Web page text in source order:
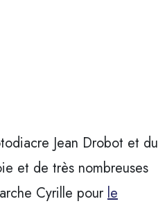
Jean Drobot et du
et de très nombreuses
Cyrille pour le